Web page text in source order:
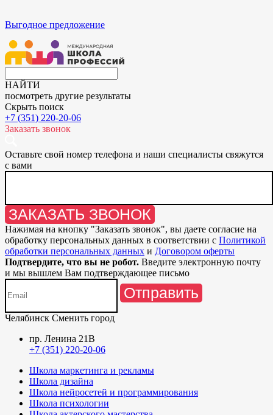
Выгодное предложение
НАЙТИ
посмотреть другие результаты
Скрыть поиск
+7 (351) 220-20-06
Заказать звонок
Оставьте свой номер телефона и наши специалисты свяжутся
с вами
ЗАКАЗАТЬ ЗВОНОК
Нажимая на кнопку "Заказать звонок", вы даете согласие на
обработку персональных данных в соответствии с Политикой
обработки персональных данных и Договором оферты
Подтвердите, что вы не робот. Введите электронную почту
и мы вышлем Вам подтверждающее письмо
Отправить
Челябинск Сменить город
пр. Ленина 21В
+7 (351) 220-20-06
Школа маркетинга и рекламы
Школа дизайна
Школа нейросетей и программирования
Школа психологии